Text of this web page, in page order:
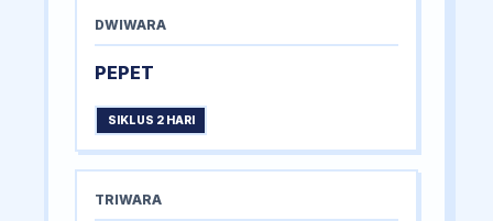
DWIWARA
PEPET
SIKLUS 2 HARI
TRIWARA